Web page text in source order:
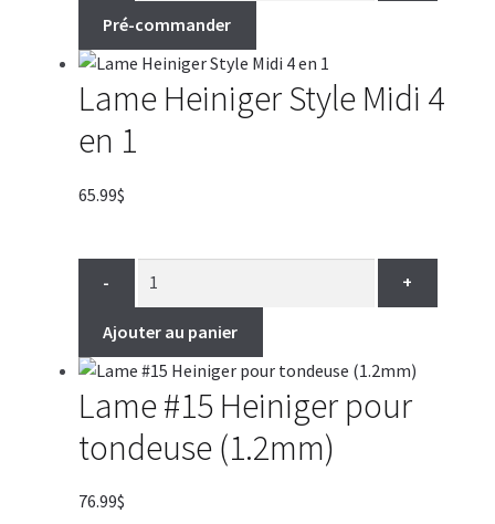
Pré-commander
Lame Heiniger Style Midi 4
en 1
65.99$
- +
Ajouter au panier
Lame #15 Heiniger pour
tondeuse (1.2mm)
76.99$